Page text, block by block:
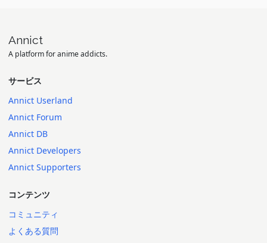
Annict
A platform for anime addicts.
サービス
Annict Userland
Annict Forum
Annict DB
Annict Developers
Annict Supporters
コンテンツ
コミュニティ
よくある質問